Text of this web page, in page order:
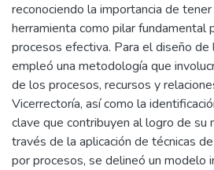
reconociendo la importancia de
herramienta como pilar fundamental
procesos efectiva. Para el diseño de
empleó una metodología que
de los procesos, recursos y
Vicerrectoría, así como la
clave que contribuyen al logro de su
través de la aplicación de técnicas
por procesos, se delineó un modelo